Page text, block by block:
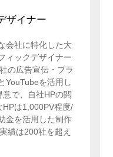
ザイナー
会社に特化した大
ィックデザイナー
の広告宣伝・ブラ
YouTubeを活用し
で、自社HPの閲
は1,000PV程度/
金を活用した制作
績は200社を超え